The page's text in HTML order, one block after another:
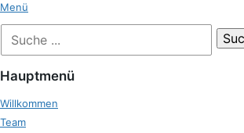
Zum
springen
Menü
nach:
Hauptmenü
Willkommen
Team